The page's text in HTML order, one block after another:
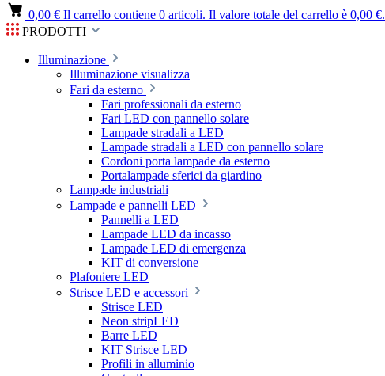
0,00 € Il carrello contiene 0 articoli. Il valore totale del carrello è 0,00 €.
PRODOTTI
Illuminazione
Illuminazione visualizza
Fari da esterno
Fari professionali da esterno
Fari LED con pannello solare
Lampade stradali a LED
Lampade stradali a LED con pannello solare
Cordoni porta lampade da esterno
Portalampade sferici da giardino
Lampade industriali
Lampade e pannelli LED
Pannelli a LED
Lampade LED da incasso
Lampade LED di emergenza
KIT di conversione
Plafoniere LED
Strisce LED e accessori
Strisce LED
Neon stripLED
Barre LED
KIT Strisce LED
Profili in alluminio